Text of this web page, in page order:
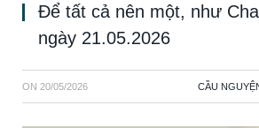
Để tất cả nên một, như
ngày 21.05.2026
ON 20/05/2026 CẦU